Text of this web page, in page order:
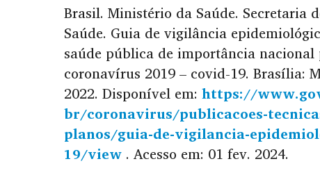
Brasil. Ministério da Saúde. Secretaria
Saúde. Guia de vigilância
saúde pública de importância nacional
coronavírus 2019 – covid-19. Brasília:
2022. Disponível em: https://
br/coronavirus/publicacoes-
planos/guia-de-vigilancia-
19/view . Acesso em: 01 fev. 2024.